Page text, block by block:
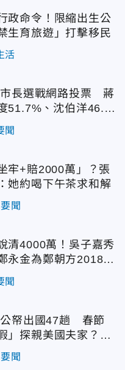
政命令！限縮出生公
生育旅遊」打擊移民
活
長選戰網路投票 蔣
51.7%、沈伯洋46.
聞
牢+賠2000萬」？張
她約喝下午茶求和解
要聞
清4000萬！吳子嘉秀
金為鄭朝方2018選
還
聞
帑出國47趟 春節
」探親美國夫家？徐
要聞